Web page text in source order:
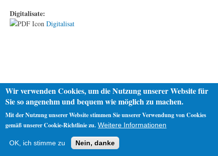
Digitalisate:
Digitalisat
Impressum
Wir verwenden Cookies, um die Nutzung unserer Website für
Sie so angenehm und bequem wie möglich zu machen.
Mit der Nutzung unserer Website stimmen Sie unserer Verwendung von Cookies
gemäß unserer Cookie-Richtlinie zu. Weitere Informationen
OK, ich stimme zu Nein, danke